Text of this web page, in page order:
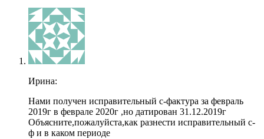
Ирина:
Нами получен исправительный с-фактура за февраль
2019г в феврале 2020г ,но датирован 31.12.2019г
Объясните,пожалуйста,как разнести исправительный с-
ф и в каком периоде